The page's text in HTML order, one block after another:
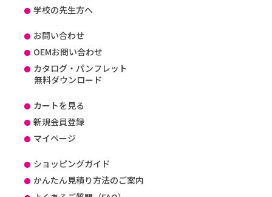
学校の先生方へ
お問い合わせ
OEMお問い合わせ
カタログ・パンフレット
無料ダウンロード
カートを見る
新規会員登録
マイページ
ショッピングガイド
かんたん見積り方法のご案内